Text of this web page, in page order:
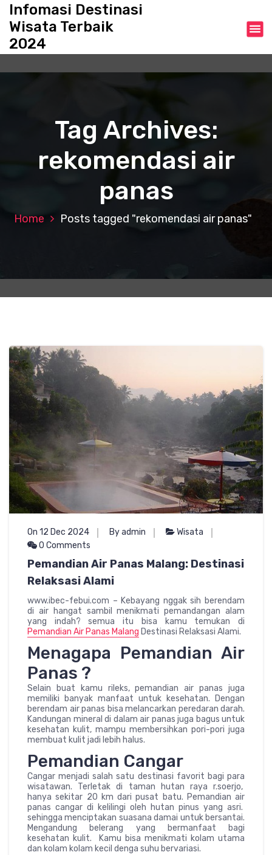
o
Infomasi Destinasi
Wisata Terbaik
2024
Tag Archives:
rekomendasi air
panas
Home Posts tagged "rekomendasi air panas"
On 12 Dec 2024 By admin
Wisata
0 Comments
Pemandian Air Panas Malang: Destinasi
Relaksasi Alami
www.ibec-febui.com – Kebayang nggak sih berendam
di air hangat sambil menikmati pemandangan alam
yang indah? semua itu bisa kamu temukan di
Pemandian Air Panas Malang Destinasi Relaksasi Alami.
Menagapa Pemandian Air
Panas ?
Selain buat kamu rileks, pemandian air panas juga
memiliki banyak manfaat untuk kesehatan. Dengan
berendam air panas bisa melancarkan peredaran darah.
Kandungan mineral di dalam air panas juga bagus untuk
kesehatan kulit, mampu membersihkan pori-pori juga
membuat kulit jadi lebih halus.
Pemandian Cangar
Cangar menjadi salah satu destinasi favorit bagi para
wisatawan. Terletak di taman hutan raya r.soerjo,
hanya sekitar 20 km dari pusat batu. Pemandian air
panas cangar di kelilingi oleh hutan pinus yang asri.
sehingga menciptakan suasana damai untuk bersantai.
Mengandung belerang yang bermanfaat bagi
kesehatan kulit. Kamu bisa menikmati kolam utama
dan kolam kolam kecil denga suhu bervariasi.